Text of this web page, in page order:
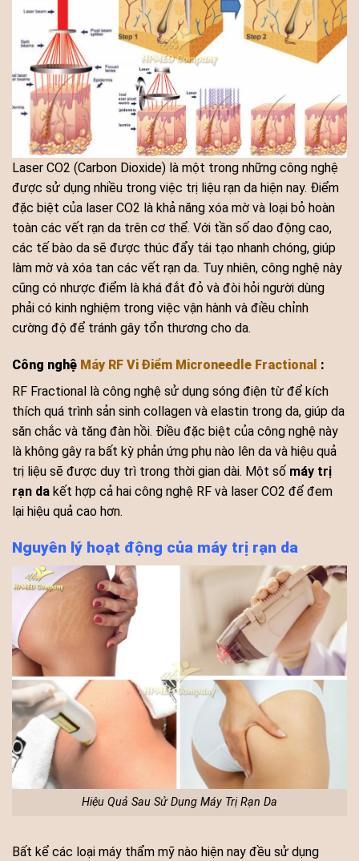
Laser CO2 (Carbon Dioxide) là một trong những công nghệ
được sử dụng nhiều trong việc trị liệu rạn da hiện nay. Điểm
đặc biệt của laser CO2 là khả năng xóa mờ và loại bỏ hoàn
toàn các vết rạn da trên cơ thể. Với tần số dao động cao,
các tế bào da sẽ được thúc đẩy tái tạo nhanh chóng, giúp
làm mờ và xóa tan các vết rạn da. Tuy nhiên, công nghệ này
cũng có nhược điểm là khá đắt đỏ và đòi hỏi người dùng
phải có kinh nghiệm trong việc vận hành và điều chỉnh
cường độ để tránh gây tổn thương cho da.
Công nghệ Máy RF Vi Điểm Microneedle Fractional :
RF Fractional là công nghệ sử dụng sóng điện từ để kích
thích quá trình sản sinh collagen và elastin trong da, giúp da
săn chắc và tăng đàn hồi. Điều đặc biệt của công nghệ này
là không gây ra bất kỳ phản ứng phụ nào lên da và hiệu quả
trị liệu sẽ được duy trì trong thời gian dài. Một số máy trị
rạn da kết hợp cả hai công nghệ RF và laser CO2 để đem
lại hiệu quả cao hơn.
Nguyên lý hoạt động của máy trị rạn da
Hiệu Quả Sau Sử Dụng Máy Trị Rạn Da
Bất kể các loại máy thẩm mỹ nào hiện nay đều sử dụng